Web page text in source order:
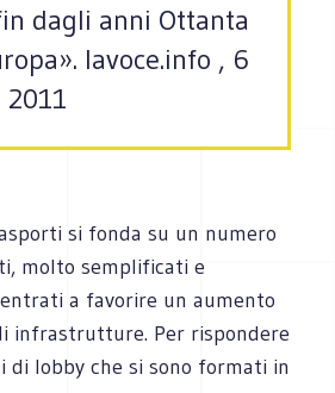
dagli anni Ottanta
lavoce.info , 6
si fonda su un numero
molto semplificati e
a favorire un aumento
infrastrutture. Per rispondere
di lobby che si sono formati in